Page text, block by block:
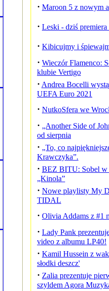
· Maroon 5 z nowym
· Leski - dziś premiera
· Kibicujmy i
· Wieczór Flamenco:
klubie Vertigo
· Andrea Bocelli
UEFA Euro 2021
· NutkoSfera we
· „Another Side of
od sierpnia
· „To, co
Krawczyka”.
· BEZ BITU: Sobel w
„Kinola”
· Nowe playlisty My
TIDAL
· Olivia Addams z #1
· Lady Pank
video z albumu LP40!
· Kamil Hussein z
słodki deszcz'
· Zalia prezentuje
szyldem Agora